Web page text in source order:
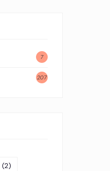
7
207
(2)